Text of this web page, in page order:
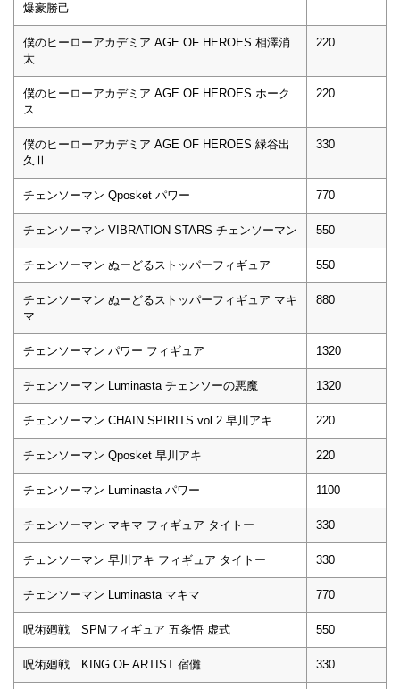
爆豪勝己
僕のヒーローアカデミア AGE OF HEROES 相澤消
太
220
僕のヒーローアカデミア AGE OF HEROES ホーク
ス
220
僕のヒーローアカデミア AGE OF HEROES 緑谷出
久Ⅱ
330
チェンソーマン Qposket パワー 770
チェンソーマン VIBRATION STARS チェンソーマン 550
チェンソーマン ぬーどるストッパーフィギュア 550
チェンソーマン ぬーどるストッパーフィギュア マキ
マ
880
チェンソーマン パワー フィギュア 1320
チェンソーマン Luminasta チェンソーの悪魔 1320
チェンソーマン CHAIN SPIRITS vol.2 早川アキ 220
チェンソーマン Qposket 早川アキ 220
チェンソーマン Luminasta パワー 1100
チェンソーマン マキマ フィギュア タイトー 330
チェンソーマン 早川アキ フィギュア タイトー 330
チェンソーマン Luminasta マキマ 770
呪術廻戦 SPMフィギュア 五条悟 虚式 550
呪術廻戦 KING OF ARTIST 宿儺 330